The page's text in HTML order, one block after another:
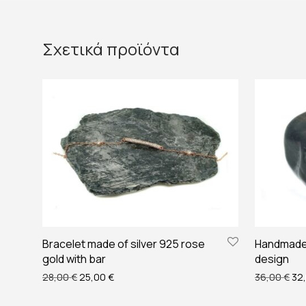
Σχετικά προϊόντα
Bracelet made of silver 925 rose
gold with bar
28,00€ Original price was: 28,00 €.
25,00 €Η τρέχουσα τιμή είναι: 25,00 €.
design
36,00€